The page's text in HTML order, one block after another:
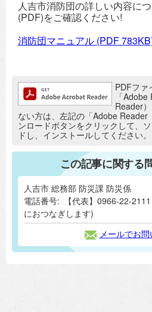
人吉市消防団の詳しい内容に
(PDF)をご確認ください!
消防団マニュアル (PDF
追加情報：PDFファイルPDFファ
「
Reader
ない方は、左記の「Adobe Reader
ンロードボタンをクリックして、
ドし、インストールしてください。
この記事に関する
人吉市 総務部 防災課 防災係
電話番号:
【代表】0966-22-
におつなぎします)
メールでお